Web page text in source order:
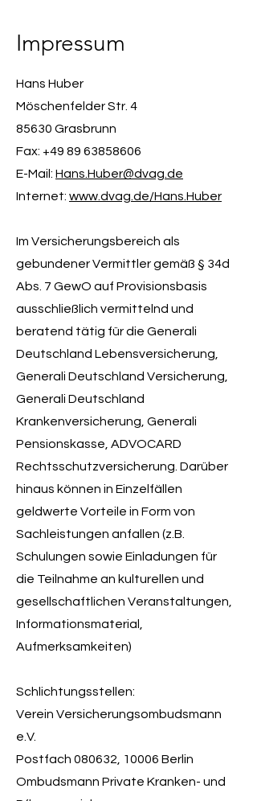
Impressum
Hans Huber
Möschenfelder Str. 4
85630 Grasbrunn
Fax: +49 89 63858606
E-Mail: Hans.Huber@dvag.de
Internet: www.dvag.de/Hans.Huber
Im Versicherungsbereich als
gebundener Vermittler gemäß § 34d
Abs. 7 GewO auf Provisionsbasis
ausschließlich vermittelnd und
beratend tätig für die Generali
Deutschland Lebensversicherung,
Generali Deutschland Versicherung,
Generali Deutschland
Krankenversicherung, Generali
Pensionskasse, ADVOCARD
Rechtsschutzversicherung. Darüber
hinaus können in Einzelfällen
geldwerte Vorteile in Form von
Sachleistungen anfallen (z.B.
Schulungen sowie Einladungen für
die Teilnahme an kulturellen und
gesellschaftlichen Veranstaltungen,
Informationsmaterial,
Aufmerksamkeiten)
Schlichtungsstellen:
Verein Versicherungsombudsmann
e.V.
Postfach 080632, 10006 Berlin
Ombudsmann Private Kranken- und